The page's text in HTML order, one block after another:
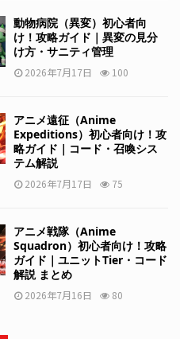
動物病院（異変）初心者向
け！攻略ガイド｜異変の見分
け方・サニティ管理
2026年7月17日 100
アニメ遠征（Anime
Expeditions）初心者向け！攻
略ガイド｜コード・召喚シス
テム解説
2026年7月17日 75
アニメ戦隊（Anime
Squadron）初心者向け！攻略
ガイド｜ユニットTier・コード
解説 まとめ
2026年7月16日 80